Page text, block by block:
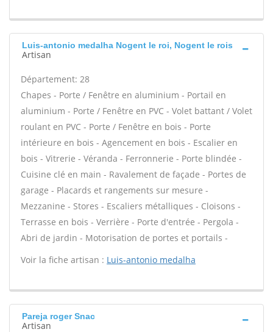
Luis-antonio medalha Nogent le roi, Nogent le rois
Artisan
Département: 28
Chapes - Porte / Fenêtre en aluminium - Portail en
aluminium - Porte / Fenêtre en PVC - Volet battant / Volet
roulant en PVC - Porte / Fenêtre en bois - Porte
intérieure en bois - Agencement en bois - Escalier en
bois - Vitrerie - Véranda - Ferronnerie - Porte blindée -
Cuisine clé en main - Ravalement de façade - Portes de
garage - Placards et rangements sur mesure -
Mezzanine - Stores - Escaliers métalliques - Cloisons -
Terrasse en bois - Verrière - Porte d'entrée - Pergola -
Abri de jardin - Motorisation de portes et portails -
Voir la fiche artisan : Luis-antonio medalha
Pareja roger Snac
Artisan